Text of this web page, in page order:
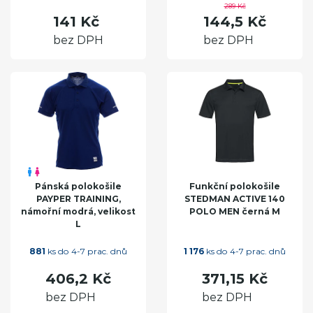
141 Kč
bez DPH
289 Kč
144,5 Kč
bez DPH
Pánská polokošile
PAYPER TRAINING,
námořní modrá, velikost
L
881 ks do 4-7 prac. dnů
406,2 Kč
bez DPH
Funkční polokošile
STEDMAN ACTIVE 140
POLO MEN černá M
1 176 ks do 4-7 prac. dnů
371,15 Kč
bez DPH